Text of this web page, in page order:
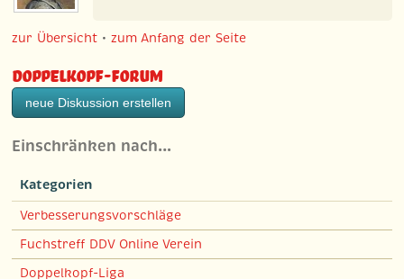
zur Übersicht •zum Anfang der Seite
Doppelkopf-Forum
neue Diskussion erstellen
Einschränken nach…
Kategorien
Verbesserungsvorschläge
Fuchstreff DDV Online Verein
Doppelkopf-Liga